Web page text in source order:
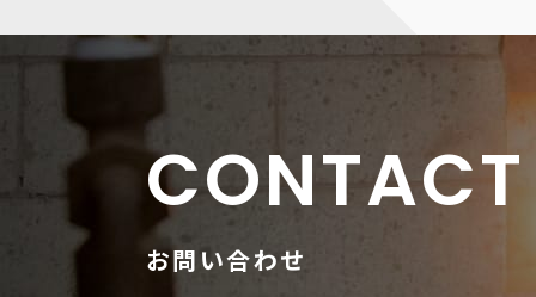
CONTACT
お問い合わせ